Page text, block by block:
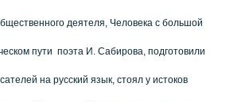
деятеля, Человека с большой
пути поэта И. Сабирова, подготовили
на русский язык, стоял у истоков